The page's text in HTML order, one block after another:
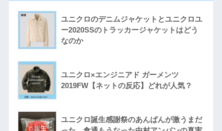
ユニクロのデニムジャケットとユニクロユ
ー2020SSのトラッカージャケットはどう
なのか
ユニクロ×エンジニアド ガーメンツ
2019FW【ネットの反応】どれが人気？
ユニクロ誕生感謝祭のあんぱんが激うまだ